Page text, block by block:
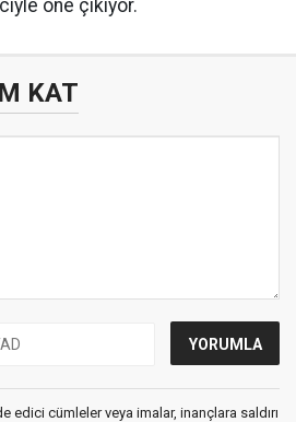
öne çıkıyor.
KAT
edici cümleler veya imalar, inançlara saldırı